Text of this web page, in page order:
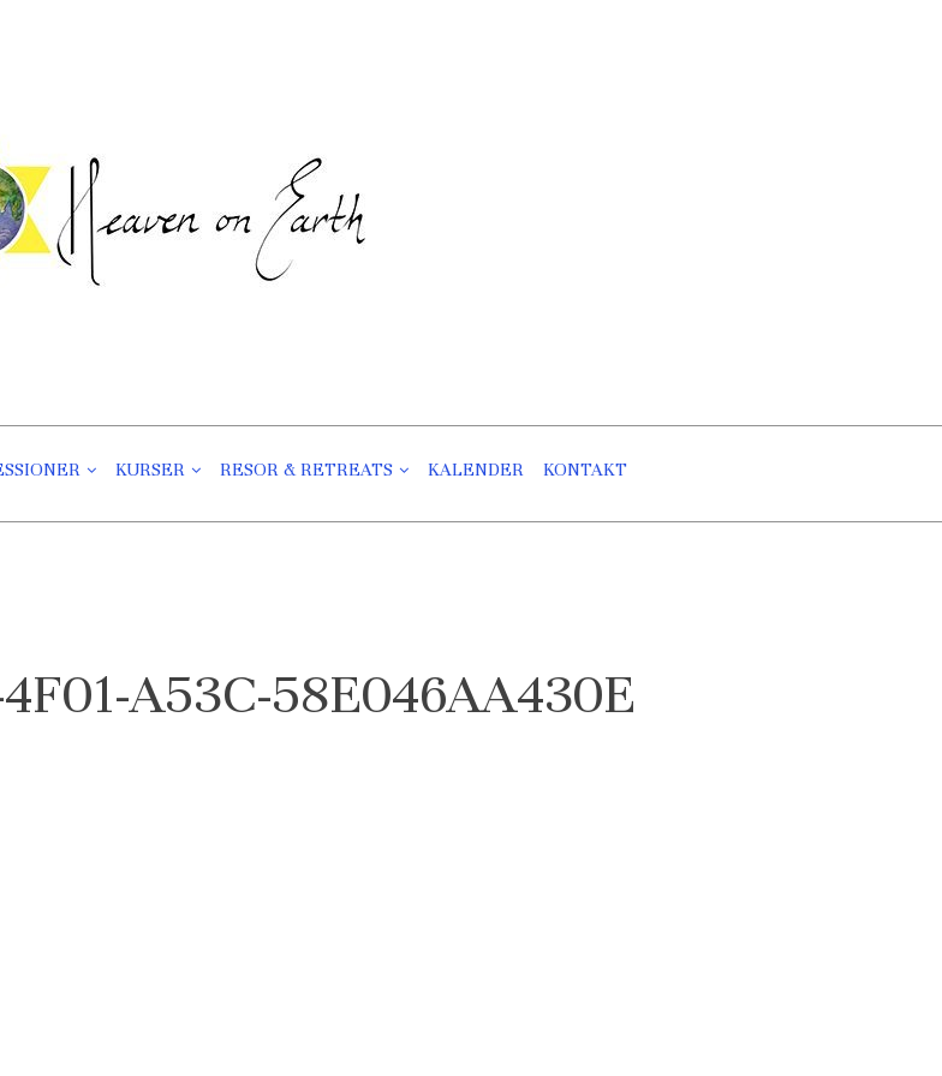
Välmående För Kropp Och Själ
On Earth
KURSER RESOR & RETREATS KALENDER KONTAKT
A53C-58E046AA430E